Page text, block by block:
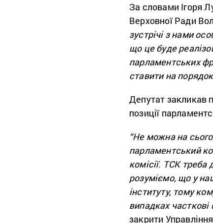
За словами Ігоря
Верховної Ради
зустрічі з нами
що це буде
парламентських
ставити на
Депутат закликав
позиції
“Не можна на
парламентський
комісії. ТСК
розуміємо, що у
інституту, тому
випадках часткові
закрити